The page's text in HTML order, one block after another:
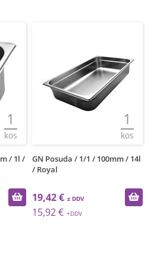
1
kos
/ 1l /
1
kos
GN Posuda / 1/1 / 100mm / 14l
/ Royal
19,42 €
15,92 €